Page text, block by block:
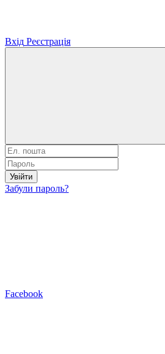
Вхід Реєстрація
Увійти
Забули пароль?
Facebook